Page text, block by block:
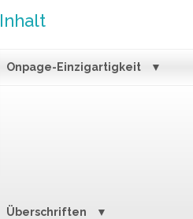
Inhalt
Onpage-Einzigartigkeit
Überschriften